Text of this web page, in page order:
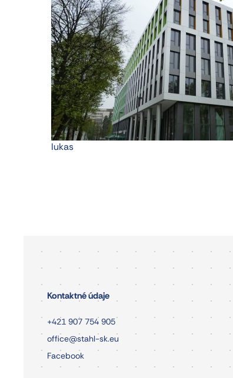
lukas
Kontaktné údaje
+421 907 754 905
office@stahl-sk.eu
Facebook